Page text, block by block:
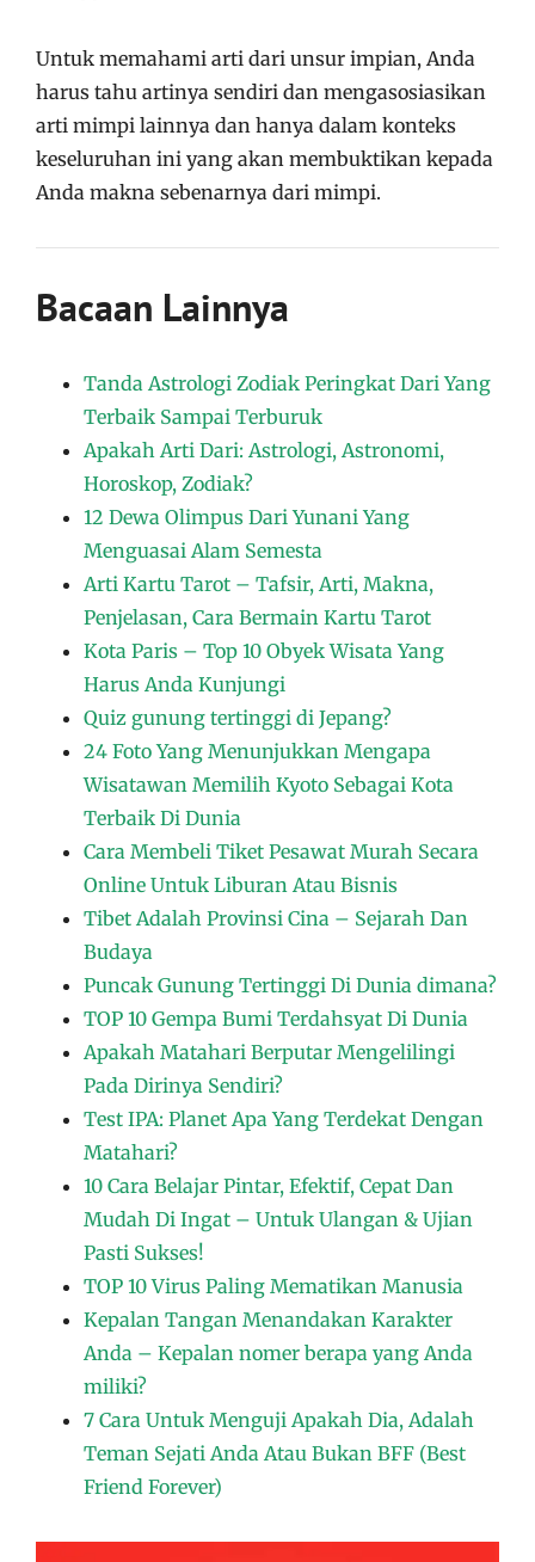
Untuk memahami arti dari unsur impian, Anda
harus tahu artinya sendiri dan mengasosiasikan
arti mimpi lainnya dan hanya dalam konteks
keseluruhan ini yang akan membuktikan kepada
Anda makna sebenarnya dari mimpi.
Bacaan Lainnya
Tanda Astrologi Zodiak Peringkat Dari Yang
Terbaik Sampai Terburuk
Apakah Arti Dari: Astrologi, Astronomi,
Horoskop, Zodiak?
12 Dewa Olimpus Dari Yunani Yang
Menguasai Alam Semesta
Arti Kartu Tarot – Tafsir, Arti, Makna,
Penjelasan, Cara Bermain Kartu Tarot
Kota Paris – Top 10 Obyek Wisata Yang
Harus Anda Kunjungi
Quiz gunung tertinggi di Jepang?
24 Foto Yang Menunjukkan Mengapa
Wisatawan Memilih Kyoto Sebagai Kota
Terbaik Di Dunia
Cara Membeli Tiket Pesawat Murah Secara
Online Untuk Liburan Atau Bisnis
Tibet Adalah Provinsi Cina – Sejarah Dan
Budaya
Puncak Gunung Tertinggi Di Dunia dimana?
TOP 10 Gempa Bumi Terdahsyat Di Dunia
Apakah Matahari Berputar Mengelilingi
Pada Dirinya Sendiri?
Test IPA: Planet Apa Yang Terdekat Dengan
Matahari?
10 Cara Belajar Pintar, Efektif, Cepat Dan
Mudah Di Ingat – Untuk Ulangan & Ujian
Pasti Sukses!
TOP 10 Virus Paling Mematikan Manusia
Kepalan Tangan Menandakan Karakter
Anda – Kepalan nomer berapa yang Anda
miliki?
7 Cara Untuk Menguji Apakah Dia, Adalah
Teman Sejati Anda Atau Bukan BFF (Best
Friend Forever)